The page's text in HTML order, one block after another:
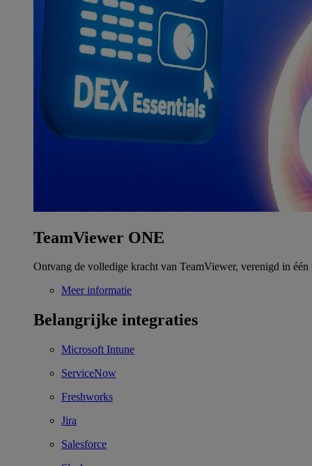
TeamViewer ONE
Ontvang de volledige kracht van TeamViewer, verenigd in
Meer informatie
Belangrijke integraties
Microsoft Intune
ServiceNow
Freshworks
Jira
Salesforce